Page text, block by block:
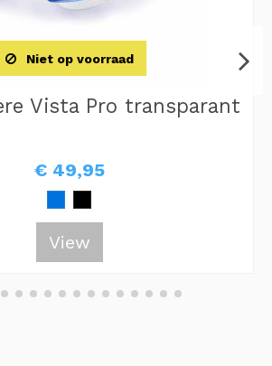
Niet op voorraad
Vista Pro transparant
€ 49,95
View